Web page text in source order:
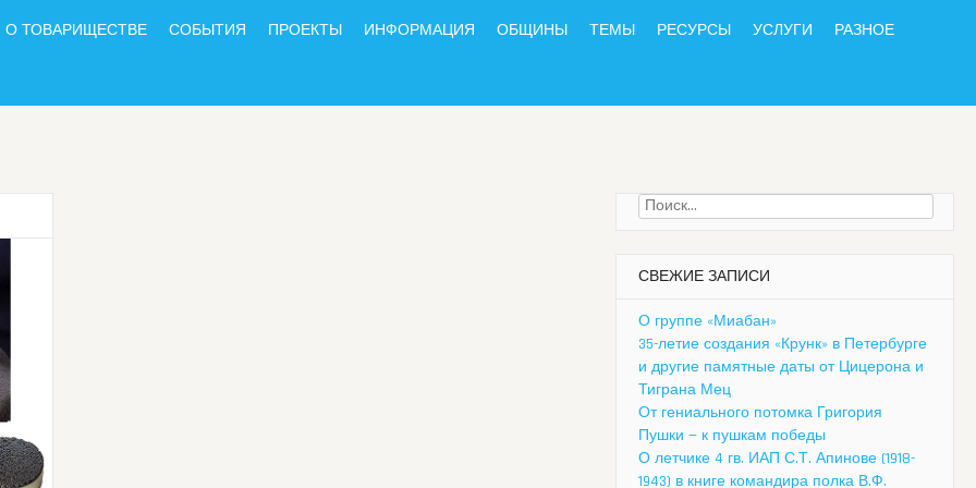
О ТОВАРИЩЕСТВЕ СОБЫТИЯ ПРОЕКТЫ ИНФОРМАЦИЯ ОБЩИНЫ ТЕМЫ РЕСУРСЫ УСЛУГИ РАЗНОЕ
Найти:
СВЕЖИЕ ЗАПИСИ
О группе «Миабан»
35-летие создания «Крунк» в Петербурге
и другие памятные даты от Цицерона и
Тиграна Мец
От гениального потомка Григория
Пушки — к пушкам победы
О летчике 4 гв. ИАП С.Т. Апинове (1918-
1943) в книге командира полка В.Ф.